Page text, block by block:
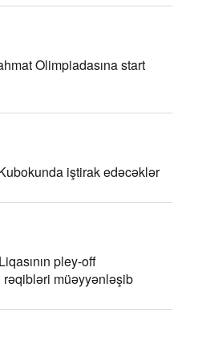
Olimpiadasına start
iştirak edəcəklər
pley-off
müəyyənləşib